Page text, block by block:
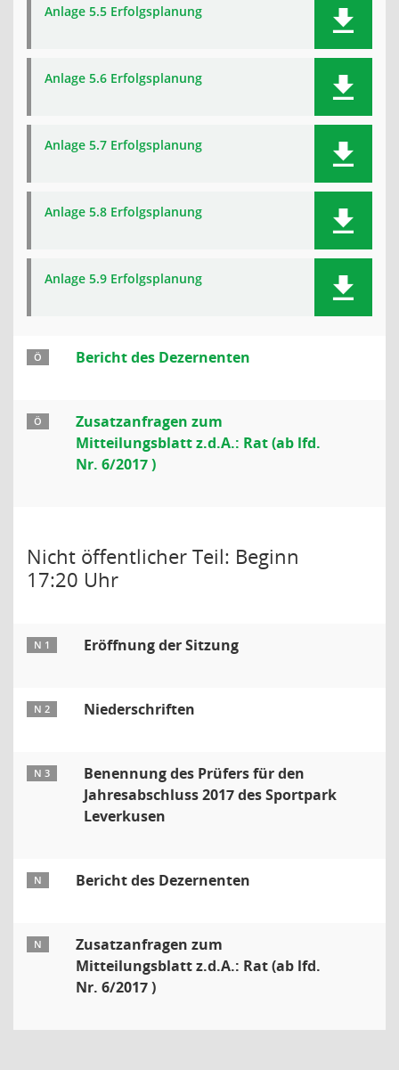
Anlage 5.5 Erfolgsplanung
Anlage 5.6 Erfolgsplanung
Anlage 5.7 Erfolgsplanung
Anlage 5.8 Erfolgsplanung
Anlage 5.9 Erfolgsplanung
Ö Bericht des Dezernenten
Ö
Zusatzanfragen zum
Mitteilungsblatt z.d.A.: Rat (ab lfd.
Nr. 6/2017 )
Nicht öffentlicher Teil: Beginn
17:20 Uhr
N 1 Eröffnung der Sitzung
N 2 Niederschriften
N 3
Benennung des Prüfers für den
Jahresabschluss 2017 des Sportpark
Leverkusen
N Bericht des Dezernenten
N
Zusatzanfragen zum
Mitteilungsblatt z.d.A.: Rat (ab lfd.
Nr. 6/2017 )